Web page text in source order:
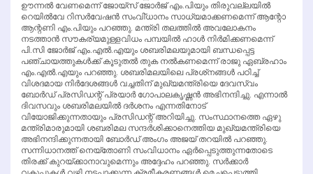
ഊന്നല്‍ വേണമെന്ന് ജോയ്‌സ് ജോര്‍ജ് എം.പിയും തിരുവല്ലയില്‍
റെയില്‍വേ റിസര്‍വേഷന്‍ സംവി്ധാനം സാധ്യമാക്കണമെന്ന് ആന്റോ
ആന്റണി എം.പിയും പറഞ്ഞു. മന്ത്രി തലത്തില്‍ അവലോകനം
നടത്താന്‍ സൗകര്യമുള്ളവിധം പമ്പയില്‍ ഹാള്‍ നിര്‍മിക്കണമെന്ന്
പി.സി ജോര്‍ജ് എം.എല്‍.എയും ശബരിമലയുമായി ബന്ധപ്പെട്ട
പഞ്ചായത്തുകള്‍ക്ക് കൂടുതല്‍ തുക നല്‍കണമെന്ന് രാജു ഏബ്രഹാം
എം.എല്‍.എയും പറഞ്ഞു. ശബരിമലയിലെ പ്രശ്‌നങ്ങള്‍ പഠിച്ച്
വിശദമായ നിര്‍ദേശങ്ങള്‍ വച്ചതിന് മുഖ്യമന്ത്രിയെ ദേവസ്വം
ബോര്‍ഡ് പ്രസിഡന്റ് പ്രയാര്‍ ഗോപാലകൃഷ്ണന്‍ അഭിനന്ദിച്ചു. എന്നാല്‍
ദിവസവും ശബരിമലയില്‍ ദര്‍ശനം എന്നതിനോട്
വിയോജിക്കുന്നതായും പ്രസിഡന്റ് അറിയിച്ചു. സംസ്ഥാനത്തെ ഏഴു
മന്ത്രിമാരുമായി ശബരിമല സന്ദര്‍ശിക്കാനെത്തിയ മുഖ്യമന്ത്രിയെ
അഭിനന്ദിക്കുന്നതായി ബോര്‍ഡ് അംഗം അജയ് തറയില്‍ പറഞ്ഞു.
സന്നിധാനത്ത് നെയ്‌തോണി സംവിധാനം ഏര്‍പ്പെടുത്തുന്നതോടെ
തിരക്ക് കുറയ്ക്കാനാവുമെന്നും അദ്ദേഹം പറഞ്ഞു. സര്‍ക്കാര്‍